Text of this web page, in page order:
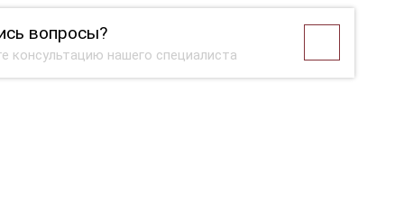
вопросы?
консультацию нашего специалиста